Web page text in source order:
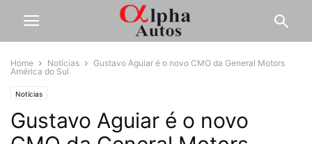
Home Notícias
Gustavo Aguiar é o novo CMO da General Motors
América do Sul
Notícias
Gustavo Aguiar é o novo